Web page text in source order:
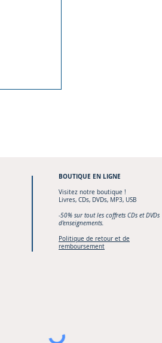
BOUTIQUE EN LIGNE
Visitez notre boutique !
Livres, CDs, DVDs, MP3, USB
-50% sur tout les coffrets CDs et DVDs
d'enseignements.
Politique de retour et de
remboursement